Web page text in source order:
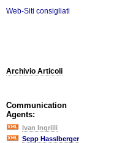
Web-Siti consigliati
Archivio Articoli
Communication
Agents:
Ivan Ingrilli
Sepp Hasslberger